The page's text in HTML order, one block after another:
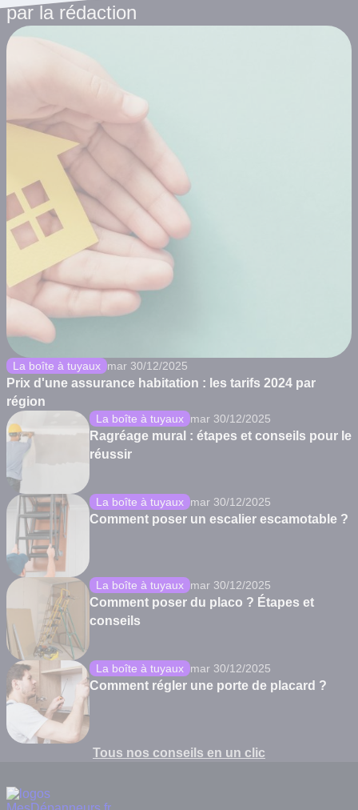
par la rédaction
La boîte à tuyaux mar 30/12/2025
Prix d'une assurance habitation : les tarifs 2024 par
région
La boîte à tuyaux mar 30/12/2025
Ragréage mural : étapes et conseils pour le
réussir
La boîte à tuyaux mar 30/12/2025
Comment poser un escalier escamotable ?
La boîte à tuyaux mar 30/12/2025
Comment poser du placo ? Étapes et
conseils
La boîte à tuyaux mar 30/12/2025
Comment régler une porte de placard ?
Tous nos conseils en un clic